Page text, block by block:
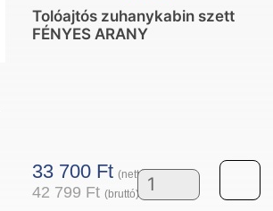
Tolóajtós zuhanykabin szett
FÉNYES ARANY
33 700 Ft (nettó)
42 799 Ft (bruttó)Tolóajtós